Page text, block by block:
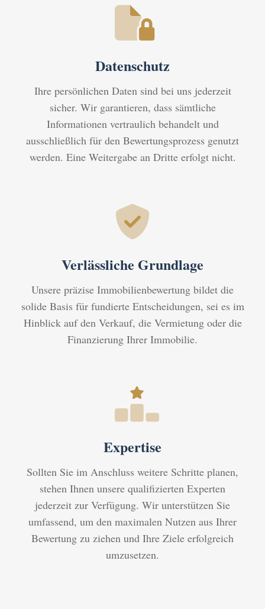
Datenschutz
Ihre persönlichen Daten sind bei uns jederzeit
sicher. Wir garantieren, dass sämtliche
Informationen vertraulich behandelt und
ausschließlich für den Bewertungsprozess genutzt
werden. Eine Weitergabe an Dritte erfolgt nicht.
Verlässliche Grundlage
Unsere präzise Immobilienbewertung bildet die
solide Basis für fundierte Entscheidungen, sei es im
Hinblick auf den Verkauf, die Vermietung oder die
Finanzierung Ihrer Immobilie.
Expertise
Sollten Sie im Anschluss weitere Schritte planen,
stehen Ihnen unsere qualifizierten Experten
jederzeit zur Verfügung. Wir unterstützen Sie
umfassend, um den maximalen Nutzen aus Ihrer
Bewertung zu ziehen und Ihre Ziele erfolgreich
umzusetzen.